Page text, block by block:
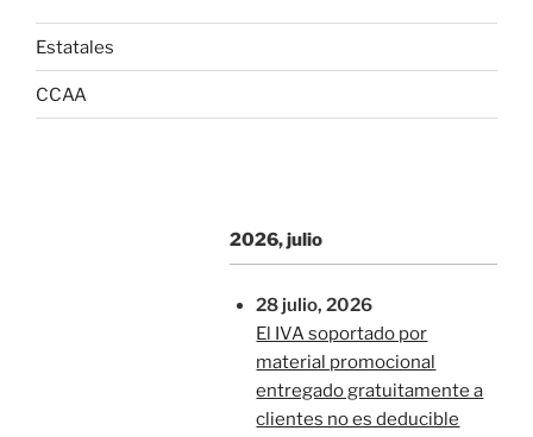
Estatales
CCAA
2026, julio
28 julio, 2026
El IVA soportado por
material promocional
entregado gratuitamente a
clientes no es deducible